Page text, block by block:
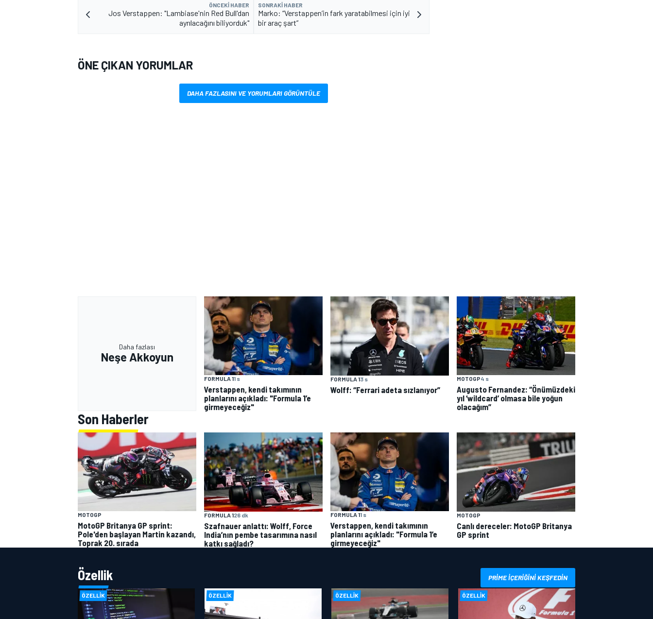
MOTOSİKLET
ÖNCEKI HABER
Jos Verstappen: "Lambiase'nin Red Bull'dan
ayrılacağını biliyorduk"
SONRAKI HABER
Marko: “Verstappen’in fark yaratabilmesi için iyi
bir araç şart”
ÖNE ÇIKAN YORUMLAR
DAHA FAZLASINI VE YORUMLARI GÖRÜNTÜLE
Daha fazlası
Neşe Akkoyun
FORMULA 11 s
Verstappen, kendi takımının
planlarını açıkladı: "Formula 1’e
girmeyeceğiz"
FORMULA 13 s
Wolff: “Ferrari adeta sızlanıyor”
MOTOGP4 s
Augusto Fernandez: “Önümüzdeki
yıl ‘wildcard’ olmasa bile yoğun
olacağım”
Son Haberler
MOTOGP
MotoGP Britanya GP sprint:
Pole'den başlayan Martin kazandı,
Toprak 20. sırada
FORMULA 126 dk
Szafnauer anlattı: Wolff, Force
India’nın pembe tasarımına nasıl
katkı sağladı?
FORMULA 11 s
Verstappen, kendi takımının
planlarını açıkladı: "Formula 1’e
girmeyeceğiz"
MOTOGP
Canlı dereceler: MotoGP Britanya
GP sprint
Özellik PRIME IÇERIĞINI KEŞFEDIN
ÖZELLIK ÖZELLIK ÖZELLIK ÖZELLIK